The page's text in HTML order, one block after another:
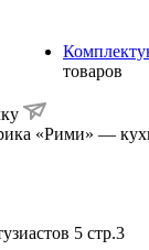
товаров
«Рими» —
5 стр.3